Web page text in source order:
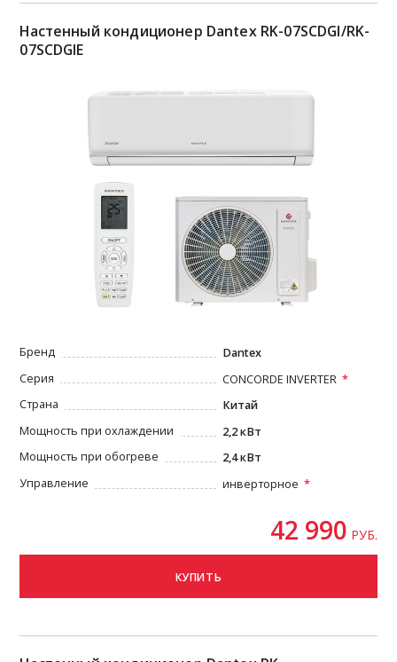
Настенный кондиционер Dantex RK-07SCDGI/RK-
07SCDGIE
Бренд
Dantex
Серия
CONCORDE INVERTER
Страна
Китай
Мощность при охлаждении
2,2 кВт
Мощность при обогреве
2,4 кВт
Управление
инверторное
42 990 РУБ.
КУПИТЬ